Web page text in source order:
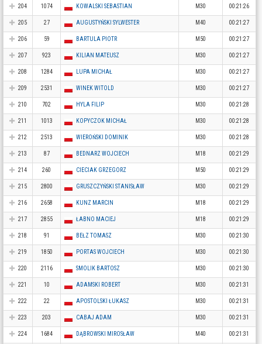
204 1074 KOWALSKI SEBASTIAN M30 00:21:26
205 27 AUGUSTYŃSKI SYLWESTER M40 00:21:27
206 59 BARTULA PIOTR M50 00:21:27
207 923 KILIAN MATEUSZ M30 00:21:27
208 1284 LUPA MICHAŁ M30 00:21:27
209 2531 WINEK WITOLD M30 00:21:27
210 702 HYLA FILIP M30 00:21:28
211 1013 KOPYCZOK MICHAŁ M30 00:21:28
212 2513 WIEROŃSKI DOMINIK M30 00:21:28
213 87 BEDNARZ WOJCIECH M18 00:21:29
214 260 CIECIAK GRZEGORZ M50 00:21:29
215 2800 GRUSZCZYŃSKI STANISŁAW M30 00:21:29
216 2658 KUNZ MARCIN M18 00:21:29
217 2855 ŁABNO MACIEJ M18 00:21:29
218 91 BEŁZ TOMASZ M30 00:21:30
219 1850 PORTAS WOJCIECH M30 00:21:30
220 2116 SMOLIK BARTOSZ M30 00:21:30
221 10 ADAMSKI ROBERT M30 00:21:31
222 22 APOSTOLSKI ŁUKASZ M30 00:21:31
223 203 CABAJ ADAM M30 00:21:31
224 1684 DĄBROWSKI MIROSŁAW M40 00:21:31